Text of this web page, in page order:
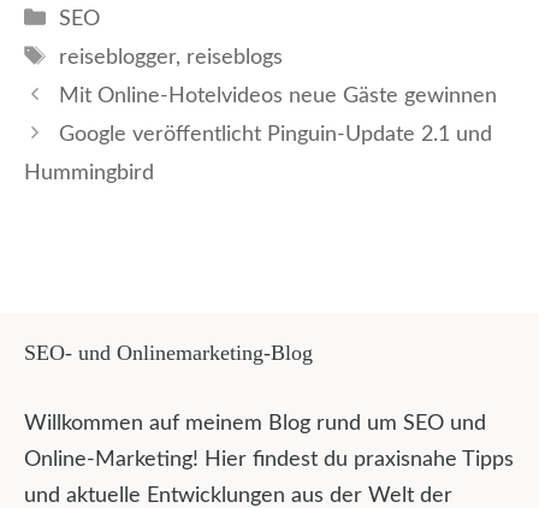
Kategorien
SEO
Schlagwörter
reiseblogger, reiseblogs
Mit Online-Hotelvideos neue Gäste gewinnen
Google veröffentlicht Pinguin-Update 2.1 und
Hummingbird
SEO- und Onlinemarketing-Blog
Willkommen auf meinem Blog rund um SEO und
Online-Marketing! Hier findest du praxisnahe Tipps
und aktuelle Entwicklungen aus der Welt der